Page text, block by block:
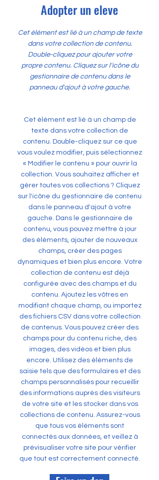
Adopter un eleve
Cet élément est lié à un champ de texte
dans votre collection de contenu.
Double-cliquez pour ajouter votre
propre contenu. Cliquez sur l'icône du
gestionnaire de contenu dans le
panneau d'ajout à votre gauche.
Cet élément est lié à un champ de
texte dans votre collection de
contenu. Double-cliquez sur ce que
vous voulez modifier, puis sélectionnez
« Modifier le contenu » pour ouvrir la
collection. Vous souhaitez afficher et
gérer toutes vos collections ? Cliquez
sur l'icône du gestionnaire de contenu
dans le panneau d'ajout à votre
gauche. Dans le gestionnaire de
contenu, vous pouvez mettre à jour
des éléments, ajouter de nouveaux
champs, créer des pages
dynamiques et bien plus encore. Votre
collection de contenu est déjà
configurée avec des champs et du
contenu. Ajoutez les vôtres en
modifiant chaque champ, ou importez
des fichiers CSV dans votre collection
de contenus. Vous pouvez créer des
champs pour du contenu riche, des
images, des vidéos et bien plus
encore. Utilisez des éléments de
saisie tels que des formulaires et des
champs personnalisés pour recueillir
des informations auprès des visiteurs
de votre site et les stocker dans vos
collections de contenu. Assurez-vous
que tous vos éléments sont
connectés aux données, et veillez à
prévisualiser votre site pour vérifier
que tout est correctement connecté.